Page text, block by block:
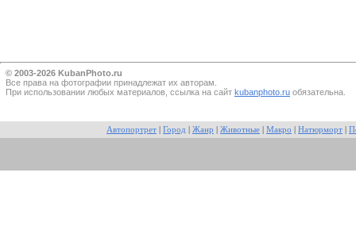
© 2003-2026 KubanPhoto.ru
Все прaва на фотографии принадлежат их авторам.
При использовании любых материалов, ссылка на сайт kubanphoto.ru обязательна.
Автопортрет Город Жанр Животные Макро Натюрморт